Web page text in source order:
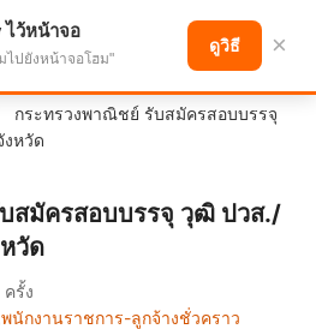
คตที่ก้าวหน้า
กระทรวงพาณิชย์ รับสมัครสอบบรรจุ
หวัด
สมัครสอบบรรจุ วุฒิ ปวส./
วัด
ครั้ง
พนักงานราชการ-ลูกจ้างชั่วคราว
ไว้หน้าจอ
ไปยังหน้าจอโฮม"
ดูวิธี ×